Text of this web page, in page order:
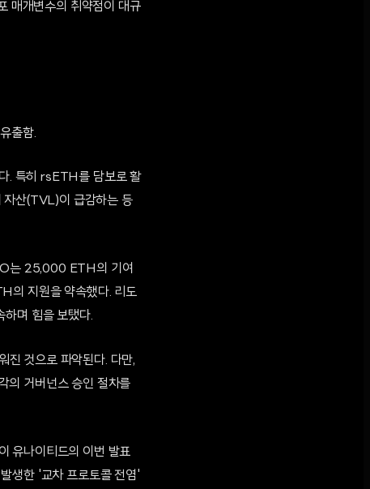
매개변수의 취약점이 대규
출함.
. 특히 rsETH를 담보로 활
자산(TVL)이 급감하는 등
는 25,000 ETH의 기여
의 지원을 약속했다. 리도
며 힘을 보탰다.
것으로 파악된다. 다만,
의 거버넌스 승인 절차를
유나이티드의 이번 발표
생한 '교차 프로토콜 전염'